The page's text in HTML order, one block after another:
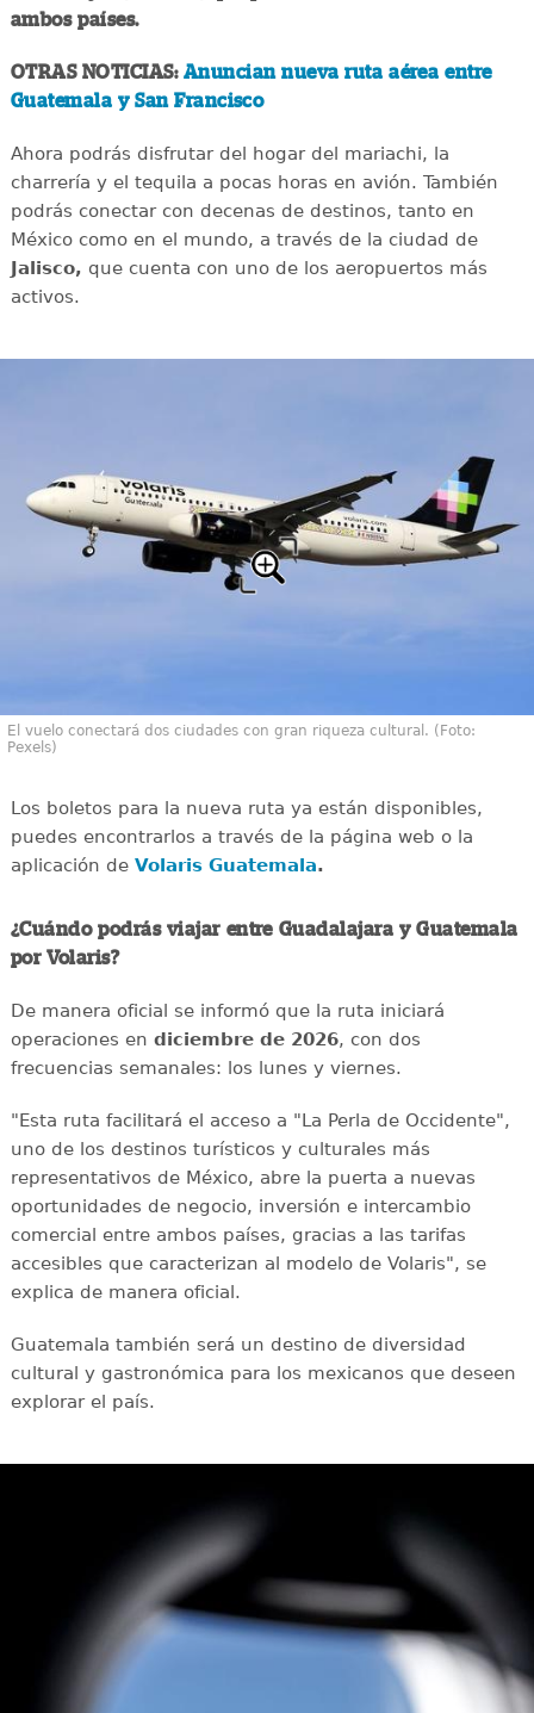
ambos países.
OTRAS NOTICIAS: Anuncian nueva ruta aérea entre
Guatemala y San Francisco
Ahora podrás disfrutar del hogar del mariachi, la
charrería y el tequila a pocas horas en avión. También
podrás conectar con decenas de destinos, tanto en
México como en el mundo, a través de la ciudad de
Jalisco, que cuenta con uno de los aeropuertos más
activos.
El vuelo conectará dos ciudades con gran riqueza cultural. (Foto:
Pexels)
Los boletos para la nueva ruta ya están disponibles,
puedes encontrarlos a través de la página web o la
aplicación deVolaris Guatemala.
¿Cuándo podrás viajar entre Guadalajara y Guatemala
por Volaris?
De manera oficial se informó que la ruta iniciará
operaciones en diciembre de 2026, con dos
frecuencias semanales: los lunes y viernes.
"Esta ruta facilitará el acceso a "La Perla de Occidente",
uno de los destinos turísticos y culturales más
representativos de México, abre la puerta a nuevas
oportunidades de negocio, inversión e intercambio
comercial entre ambos países, gracias a las tarifas
accesibles que caracterizan al modelo de Volaris", se
explica de manera oficial.
Guatemala también será un destino de diversidad
cultural y gastronómica para los mexicanos que deseen
explorar el país.